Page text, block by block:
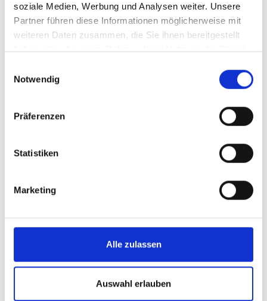
soziale Medien, Werbung und Analysen weiter. Unsere
Partner führen diese Informationen möglicherweise mit
weiteren Daten zusammen, die Sie ihnen bereitgestellt
haben oder die sie im Rahmen Ihrer Nutzung der Dienste
Notwendig
Präferenzen
Statistiken
Marketing
Alle zulassen
Auswahl erlauben